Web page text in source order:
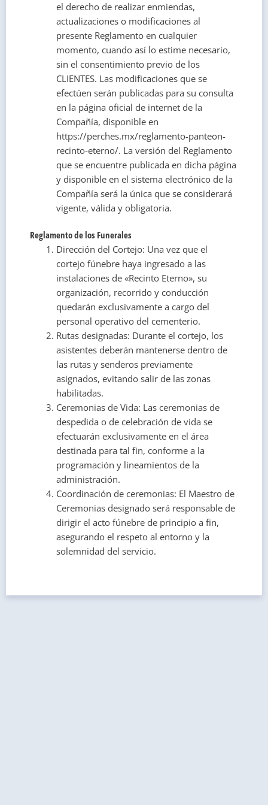
el derecho de realizar enmiendas,
actualizaciones o modificaciones al
presente Reglamento en cualquier
momento, cuando así lo estime necesario,
sin el consentimiento previo de los
CLIENTES. Las modificaciones que se
efectúen serán publicadas para su consulta
en la página oficial de internet de la
Compañía, disponible en
https://perches.mx/reglamento-panteon-
recinto-eterno/. La versión del Reglamento
que se encuentre publicada en dicha página
y disponible en el sistema electrónico de la
Compañía será la única que se considerará
vigente, válida y obligatoria.
Reglamento de los Funerales
Dirección del Cortejo: Una vez que el
cortejo fúnebre haya ingresado a las
instalaciones de «Recinto Eterno», su
organización, recorrido y conducción
quedarán exclusivamente a cargo del
personal operativo del cementerio.
Rutas designadas: Durante el cortejo, los
asistentes deberán mantenerse dentro de
las rutas y senderos previamente
asignados, evitando salir de las zonas
habilitadas.
Ceremonias de Vida: Las ceremonias de
despedida o de celebración de vida se
efectuarán exclusivamente en el área
destinada para tal fin, conforme a la
programación y lineamientos de la
administración.
Coordinación de ceremonias: El Maestro de
Ceremonias designado será responsable de
dirigir el acto fúnebre de principio a fin,
asegurando el respeto al entorno y la
solemnidad del servicio.